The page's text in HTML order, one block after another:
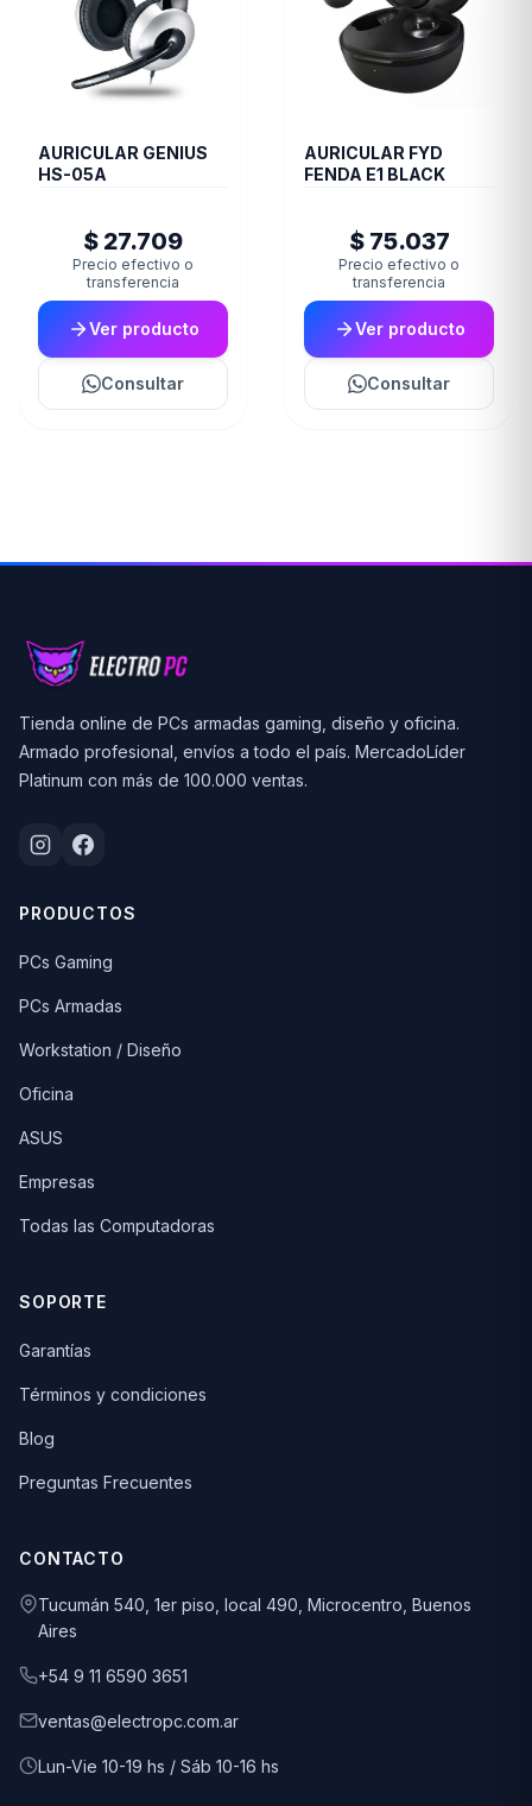
AURICULAR GENIUS
HS-05A
$ 27.709
Precio efectivo o
transferencia
Ver producto
Consultar
AURICULAR FYD
FENDA E1 BLACK
$ 75.037
Precio efectivo o
transferencia
Ver producto
Consultar
Tienda online de PCs armadas gaming, diseño y oficina.
Armado profesional, envíos a todo el país. MercadoLíder
Platinum con más de 100.000 ventas.
PRODUCTOS
PCs Gaming
PCs Armadas
Workstation / Diseño
Oficina
ASUS
Empresas
Todas las Computadoras
SOPORTE
Garantías
Términos y condiciones
Blog
Preguntas Frecuentes
CONTACTO
Tucumán 540, 1er piso, local 490, Microcentro, Buenos
Aires
+54 9 11 6590 3651
ventas@electropc.com.ar
Lun-Vie 10-19 hs / Sáb 10-16 hs